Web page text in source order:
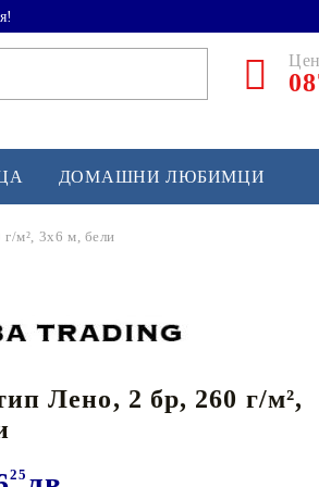
и софтбол
и лакрос
спортно оборудване
ДОМАШНИ ЛЮБИМЦИ
м², 3x6 м, бели
Лено, 2 бр, 260 г/м²,
25